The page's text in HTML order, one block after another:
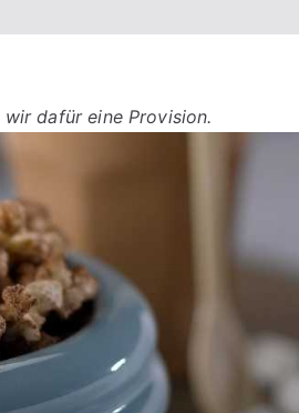
dafür eine Provision.